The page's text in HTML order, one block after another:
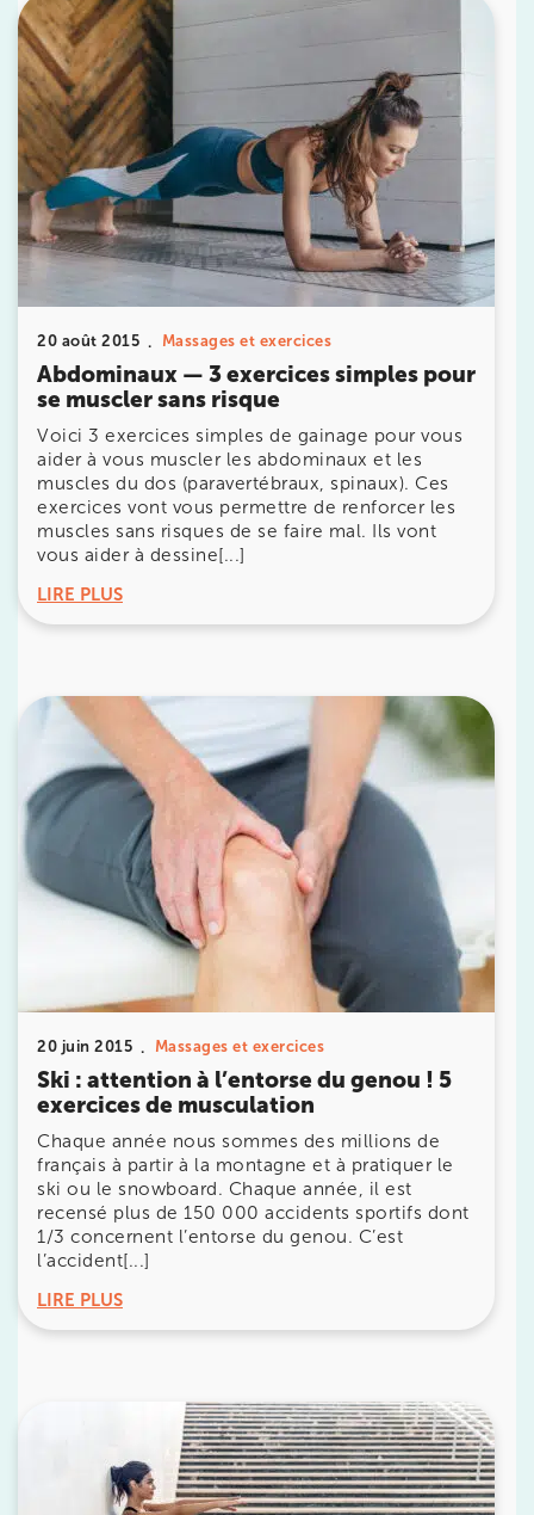
20 août 2015 Massages et exercices
Abdominaux — 3 exercices simples pour
se muscler sans risque
Voici 3 exercices simples de gainage pour vous
aider à vous muscler les abdominaux et les
muscles du dos (paravertébraux, spinaux). Ces
exercices vont vous permettre de renforcer les
muscles sans risques de se faire mal. Ils vont
vous aider à dessine[...]
LIRE PLUS
20 juin 2015 Massages et exercices
Ski : attention à l’entorse du genou ! 5
exercices de musculation
Chaque année nous sommes des millions de
français à partir à la montagne et à pratiquer le
ski ou le snowboard. Chaque année, il est
recensé plus de 150 000 accidents sportifs dont
1/3 concernent l’entorse du genou. C’est
l’accident[...]
LIRE PLUS
75015 Paris
75015 Paris
01 43 31 00 33
Prenez RDV sur
Prenez RDV sur
IK PARIS 6 – CASSETTE
1 Rue Cassette 75006 Paris
Prenez RDV sur
Prenez RDV sur
IK BOULOGNE
3 Av. André Morizet 92100 Boulogne-
Billancourt
3 Av. André Morizet 92100 Boulogne-Billancourt
01 48 25 34 79
IK CHÂTENAY-MALABRY
380 Av. de la Division Leclerc 92290
Châtenay-Malabry
380 Av. de la Division Leclerc 92290 Châtenay-
01 43 50 05 24
Prenez RDV sur
Prenez RDV sur
IK PARIS 17 – VILLIERS
68 Av. de Villiers 75017 Paris
Prenez RDV sur
Prenez RDV sur
IK PARIS 8 – SAINT-LAZARE
Prenez RDV sur
Prenez RDV sur